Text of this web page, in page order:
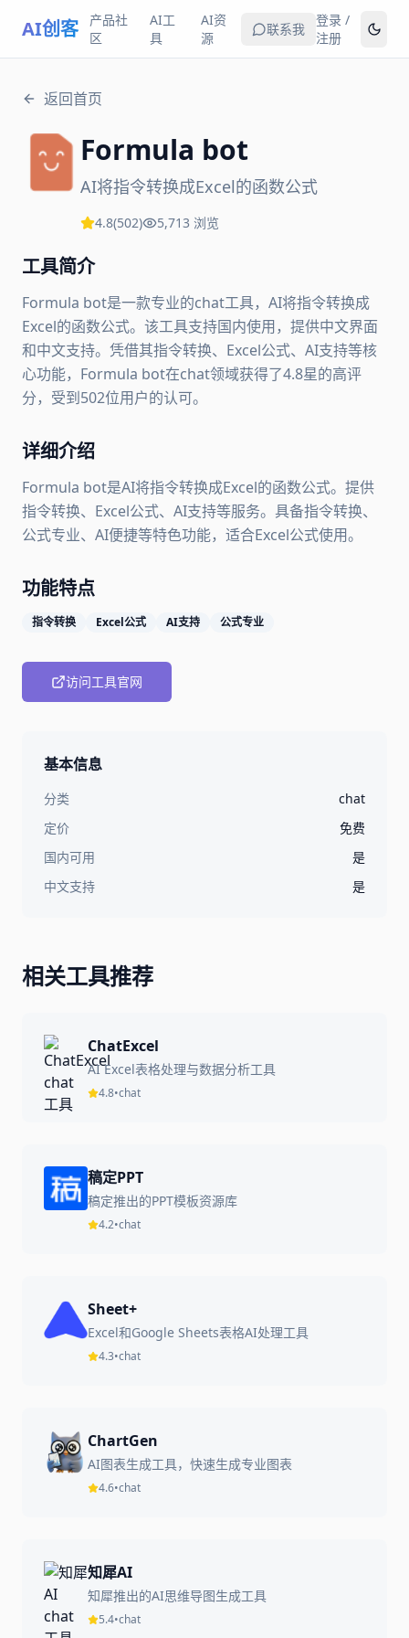
AI创客
产品社
区
AI工
具
AI资
源
联系我
登录 /
注册
返回首页
Formula bot
AI将指令转换成Excel的函数公式
4.8(502) 5,713 浏览
工具简介
Formula bot是一款专业的chat工具，AI将指令转换成
Excel的函数公式。该工具支持国内使用，提供中文界面
和中文支持。凭借其指令转换、Excel公式、AI支持等核
心功能，Formula bot在chat领域获得了4.8星的高评
分，受到502位用户的认可。
详细介绍
Formula bot是AI将指令转换成Excel的函数公式。提供
指令转换、Excel公式、AI支持等服务。具备指令转换、
公式专业、AI便捷等特色功能，适合Excel公式使用。
功能特点
指令转换 Excel公式 AI支持 公式专业
访问工具官网
基本信息
分类
chat
定价
免费
国内可用
是
中文支持
是
相关工具推荐
ChatExcel
AI Excel表格处理与数据分析工具
4.8•chat
稿定PPT
稿定推出的PPT模板资源库
4.2•chat
Sheet+
Excel和Google Sheets表格AI处理工具
4.3•chat
ChartGen
AI图表生成工具，快速生成专业图表
4.6•chat
知犀AI
知犀推出的AI思维导图生成工具
5.4•chat